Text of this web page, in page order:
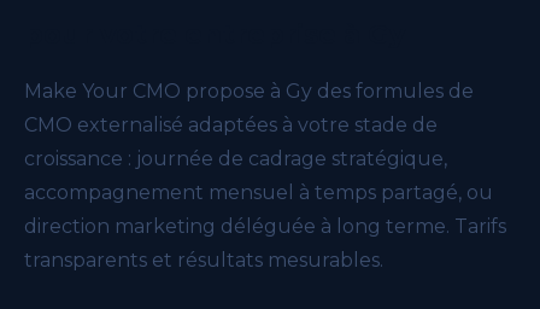
Make Your CMO propose à Gy des formules de
CMO externalisé adaptées à votre stade de
croissance : journée de cadrage stratégique,
accompagnement mensuel à temps partagé, ou
direction marketing déléguée à long terme. Tarifs
transparents et résultats mesurables.